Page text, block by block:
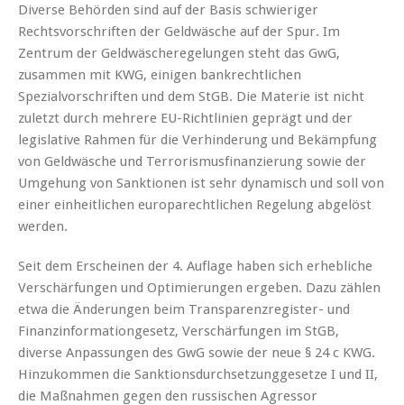
Diverse Behörden sind auf der Basis schwieriger
Rechtsvorschriften der Geldwäsche auf der Spur. Im
Zentrum der Geldwäscheregelungen steht das GwG,
zusammen mit KWG, einigen bankrechtlichen
Spezialvorschriften und dem StGB. Die Materie ist nicht
zuletzt durch mehrere EU-Richtlinien geprägt und der
legislative Rahmen für die Verhinderung und Bekämpfung
von Geldwäsche und Terrorismusfinanzierung sowie der
Umgehung von Sanktionen ist sehr dynamisch und soll von
einer einheitlichen europarechtlichen Regelung abgelöst
werden.
Seit dem Erscheinen der 4. Auflage haben sich erhebliche
Verschärfungen und Optimierungen ergeben. Dazu zählen
etwa die Änderungen beim Transparenzregister- und
Finanzinformationgesetz, Verschärfungen im StGB,
diverse Anpassungen des GwG sowie der neue § 24 c KWG.
Hinzukommen die Sanktionsdurchsetzunggesetze I und II,
die Maßnahmen gegen den russischen Agressor